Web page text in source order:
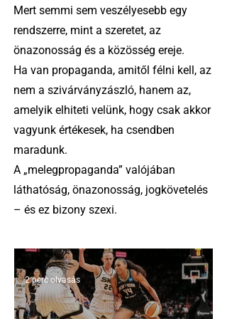
Mert semmi sem veszélyesebb egy
rendszerre, mint a szeretet, az
önazonosság és a közösség ereje.
Ha van propaganda, amitől félni kell, az
nem a szivárványzászló, hanem az,
amelyik elhiteti velünk, hogy csak akkor
vagyunk értékesek, ha csendben
maradunk.
A „melegpropaganda” valójában
láthatóság, önazonosság, jogkövetelés
– és ez bizony szexi.
2 perc olvasás